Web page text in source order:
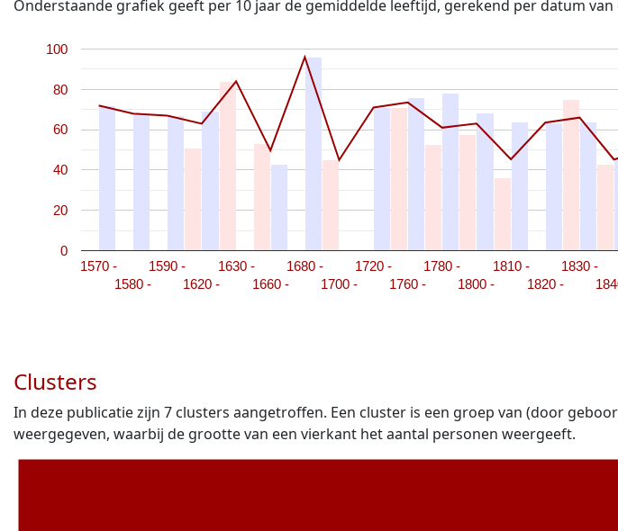
Onderstaande grafiek geeft per 10 jaar de gemiddelde leeftijd, gerekend per datum van
1570 -
1580 -
1590 -
1620 -
1630 -
1660 -
1680 -
1700 -
1720 -
1760 -
1780 -
1800 -
1810 -
1820 -
1830 -
0
20
40
60
80
100
Clusters
In deze publicatie zijn 7 clusters aangetroffen. Een cluster is een groep van (door
weergegeven, waarbij de grootte van een vierkant het aantal personen weergeeft.